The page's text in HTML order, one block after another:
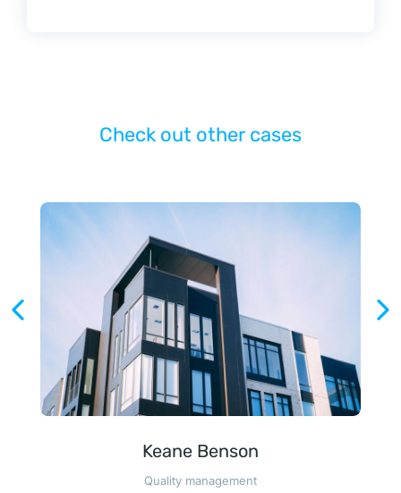
Check out other cases
Keane Benson
Quality management